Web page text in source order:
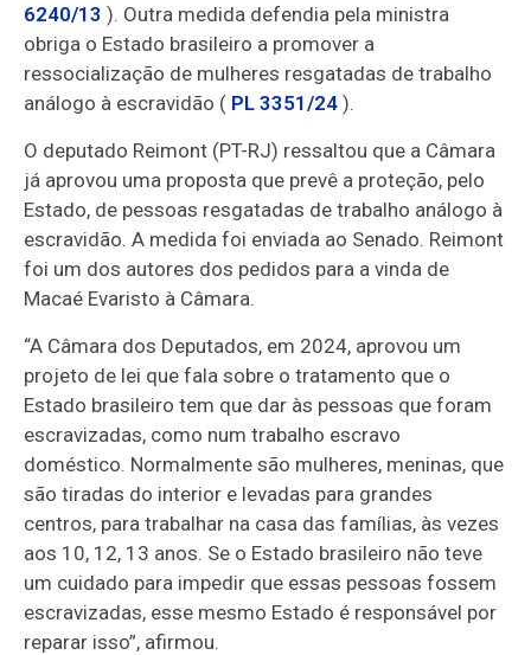
6240/13 ). Outra medida defendia pela ministra
obriga o Estado brasileiro a promover a
ressocialização de mulheres resgatadas de trabalho
análogo à escravidão ( PL 3351/24 ).
O deputado Reimont (PT-RJ) ressaltou que a Câmara
já aprovou uma proposta que prevê a proteção, pelo
Estado, de pessoas resgatadas de trabalho análogo à
escravidão. A medida foi enviada ao Senado. Reimont
foi um dos autores dos pedidos para a vinda de
Macaé Evaristo à Câmara.
“A Câmara dos Deputados, em 2024, aprovou um
projeto de lei que fala sobre o tratamento que o
Estado brasileiro tem que dar às pessoas que foram
escravizadas, como num trabalho escravo
doméstico. Normalmente são mulheres, meninas, que
são tiradas do interior e levadas para grandes
centros, para trabalhar na casa das famílias, às vezes
aos 10, 12, 13 anos. Se o Estado brasileiro não teve
um cuidado para impedir que essas pessoas fossem
escravizadas, esse mesmo Estado é responsável por
reparar isso”, afirmou.